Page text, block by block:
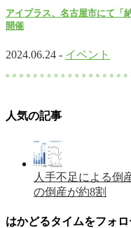
アイプラス、名古屋市にて「
開催
2024.06.24 - イベント
人気の記事
人手不足による倒
の倒産が約8割
はかどるタイムをフォロ